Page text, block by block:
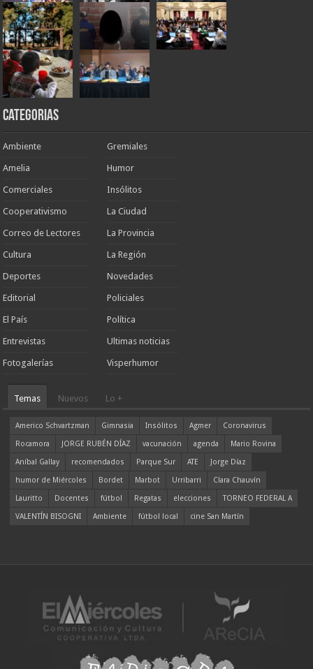
Categorias
Ambiente
Amelia
Comerciales
Cooperativismo
Correo de Lectores
Cultura
Deportes
Editorial
El País
Entrevistas
Fotogalerías
Gremiales
Humor
Insólitos
La Ciudad
La Provincia
La Región
Novedades
Policiales
Política
Ultimas noticias
Visperhumor
Temas Nuevos Lo +
Americo Schvartzman Gimnasia Insólitos Agmer
Coronavirus
Rocamora
JORGE RUBÉN DÍAZ vacunación agenda
Mario Rovina
Aníbal Gallay
recomendados Parque Sur ATE
Jorge Díaz
humor de Miércoles
Bordet Marbot Urribarri
Clara Chauvín
Lauritto
Docentes fútbol Regatas elecciones
TORNEO FEDERAL A
VALENTÍN BISOGNI
Ambiente fútbol local cine San Martín